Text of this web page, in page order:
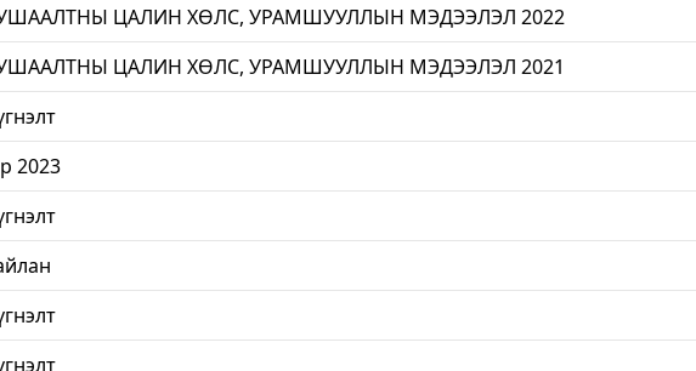
ЦАЛИН ХӨЛС, УРАМШУУЛЛЫН МЭДЭЭЛЭЛ 2022
ЦАЛИН ХӨЛС, УРАМШУУЛЛЫН МЭДЭЭЛЭЛ 2021
2023